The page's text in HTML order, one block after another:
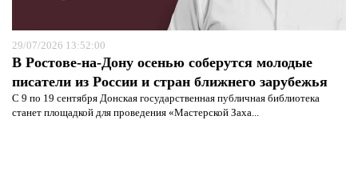
29/07/2026 13:52:00
В Ростове-на-Дону осенью соберутся молодые
писатели из России и стран ближнего зарубежья
С 9 по 19 сентября Донская государственная публичная библиотека
станет площадкой для проведения «Мастерской Заха...